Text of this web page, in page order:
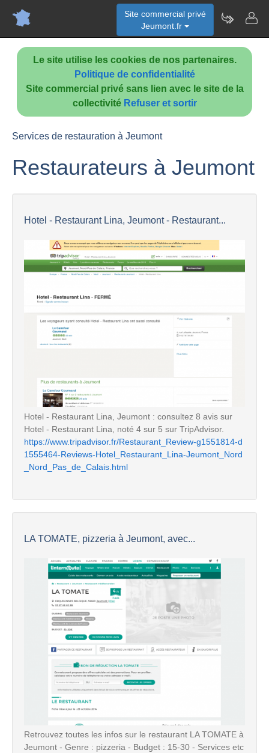
Le site utilise les cookies de nos partenaires.
Politique de confidentialité
Site commercial privé sans lien avec le site de la
collectivité Refuser et sortir
Site commercial privé
Jeumont.fr
Services de restauration à Jeumont
Restaurateurs à Jeumont
Hotel - Restaurant Lina, Jeumont - Restaurant...
Hotel - Restaurant Lina, Jeumont : consultez 8 avis sur
Hotel - Restaurant Lina, noté 4 sur 5 sur TripAdvisor.
https://www.tripadvisor.fr/Restaurant_Review-g1551814-d
1555464-Reviews-Hotel_Restaurant_Lina-Jeumont_Nord
_Nord_Pas_de_Calais.html
LA TOMATE, pizzeria à Jeumont, avec...
Retrouvez toutes les infos sur le restaurant LA TOMATE à
Jeumont - Genre : pizzeria - Budget : 15-30 - Services etc